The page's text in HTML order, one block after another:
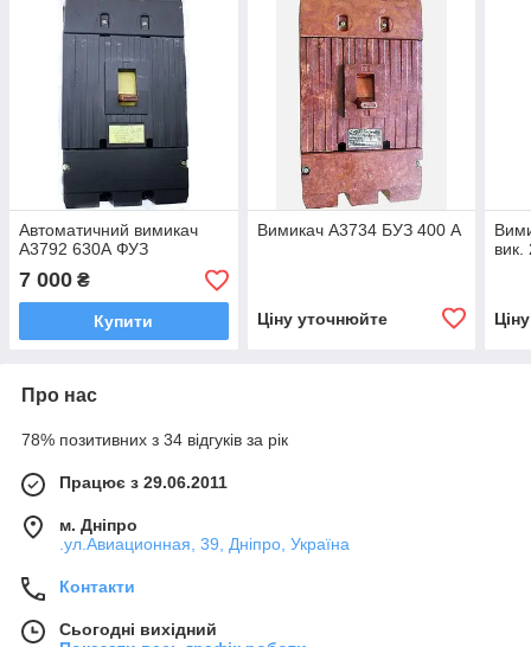
Автоматичний вимикач
А3792 630А ФУЗ
7 000 ₴
Купити
Вимикач А3734 БУЗ 400 А
Ціну уточнюйте
вик.
Про нас
78% позитивних з 34 відгуків за рік
Працює з 29.06.2011
м. Дніпро
.ул.Авиационная, 39, Дніпро, Україна
Контакти
Сьогодні вихідний